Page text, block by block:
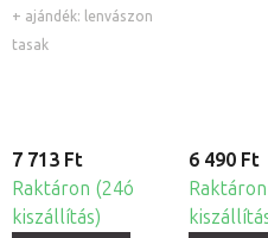
maderoterápiás
masszázseszköz
+ ajándék: lenvászon
tasak
7 713 Ft
Raktáron (24ó
kiszállítás)
6 490 Ft